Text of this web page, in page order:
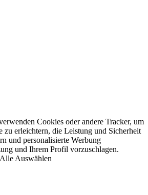
Cookies oder andere Tracker, um
zu erleichtern, die Leistung und Sicherheit
und personalisierte Werbung
und Ihrem Profil vorzuschlagen.
Alle Auswählen